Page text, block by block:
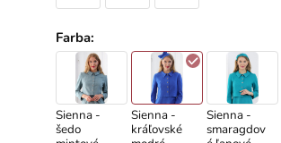
Farba:
Sienna -
šedo
Sienna -
kráľovské
Sienna -
smaragdov